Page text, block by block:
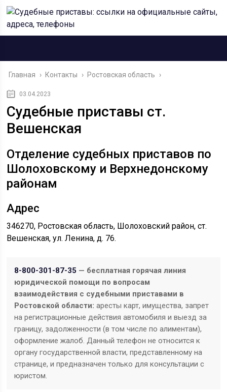
Главная › Контакты › Ростовская область ›
03.04.2023
Судебные приставы ст.
Вешенская
Отделение судебных приставов по
Шолоховскому и Верхнедонскому
районам
Адрес
346270, Ростовская область, Шолоховский район, ст.
Вешенская, ул. Ленина, д. 76.
8-800-301-87-35 — бесплатная горячая линия
юридической помощи по вопросам
взаимодействия с судебными приставами в
Ростовской области: аресты карт, имущества, запрет
на регистрационные действия автомобиля и выезд за
границу, задолженности (в том числе по алиментам),
оформление жалоб. Данный телефон не относится к
органу государственной власти, представленному на
странице, и предназначен только для консультации с
юристом.